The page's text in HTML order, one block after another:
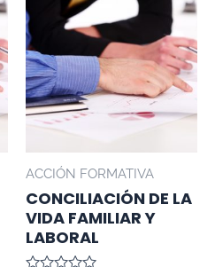
ACCIÓN FORMATIVA
CONCILIACIÓN DE LA
VIDA FAMILIAR Y
LABORAL